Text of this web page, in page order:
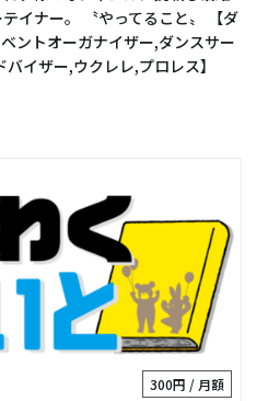
イナー。 〝やってること〟 【ダ
ントオーガナイザー,ダンスサー
イザー,ウクレレ,プロレス】
300円 / 月額